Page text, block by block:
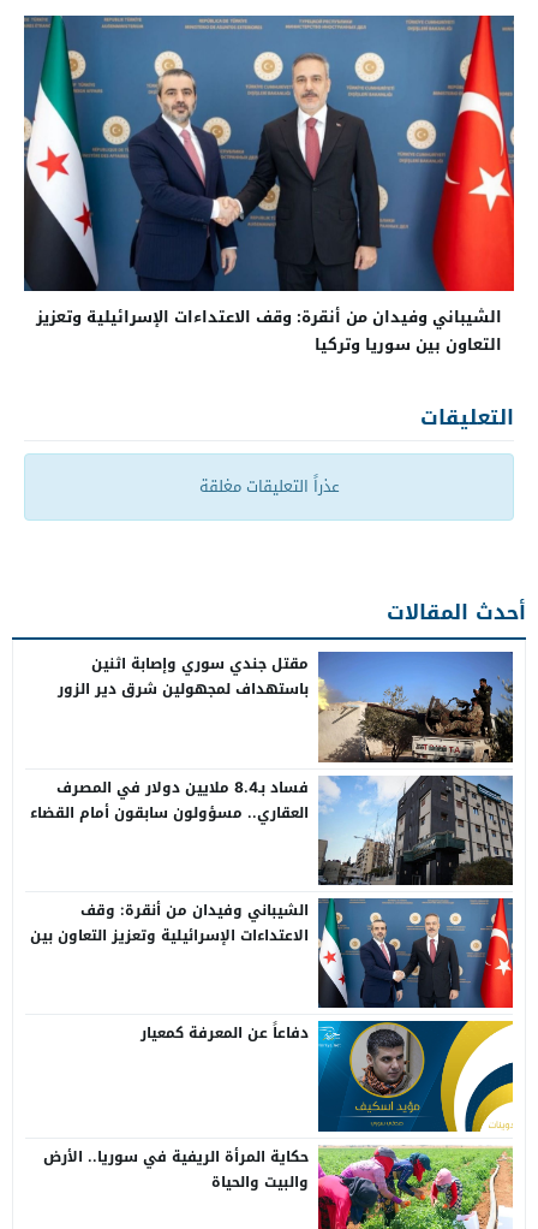
الشيباني وفيدان من أنقرة: وقف الاعتداءات الإسرائيلية وتعزيز
التعاون بين سوريا وتركيا
التعليقات
عذراً التعليقات مغلقة
أحدث المقالات
مقتل جندي سوري وإصابة اثنين
باستهداف لمجهولين شرق دير الزور
فساد بـ8.4 ملايين دولار في المصرف
العقاري.. مسؤولون سابقون أمام القضاء
الشيباني وفيدان من أنقرة: وقف
الاعتداءات الإسرائيلية وتعزيز التعاون بين
دفاعاً عن المعرفة كمعيار
حكاية المرأة الريفية في سوريا.. الأرض
والبيت والحياة